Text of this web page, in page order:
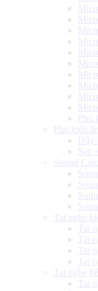
Phụ
Phụ kiện
Dây
Sạc
Sound
Tai nghe
Tai
Tai
Tai
Tai
Tai nghe
Tai